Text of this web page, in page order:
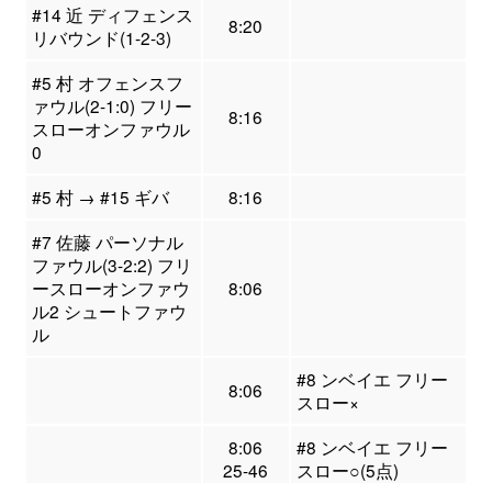
#14 近 ディフェンス
リバウンド(1-2-3)
8:20
#5 村 オフェンスフ
ァウル(2-1:0) フリー
スローオンファウル
0
8:16
#5 村 → #15 ギバ
8:16
#7 佐藤 パーソナル
ファウル(3-2:2) フリ
ースローオンファウ
ル2 シュートファウ
ル
8:06
8:06
#8 ンベイエ フリー
スロー×
8:06
25-46
#8 ンベイエ フリー
スロー○(5点)